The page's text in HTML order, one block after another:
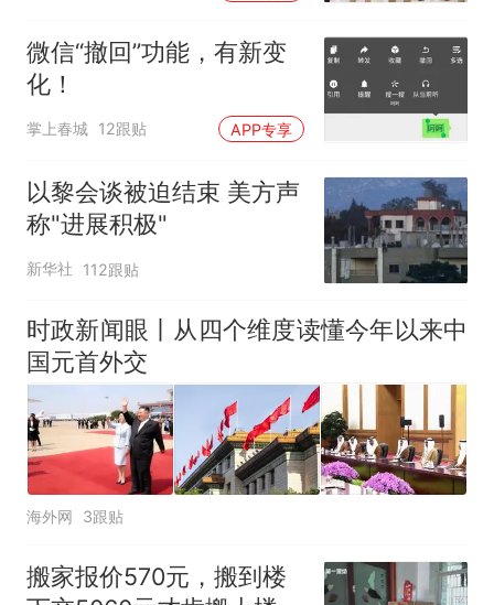
微信“撤回”功能，有新变
化！
掌上春城 12跟贴 APP专享
以黎会谈被迫结束 美方声
称"进展积极"
新华社 112跟贴
时政新闻眼丨从四个维度读懂今年以来中
国元首外交
海外网 3跟贴
搬家报价570元，搬到楼